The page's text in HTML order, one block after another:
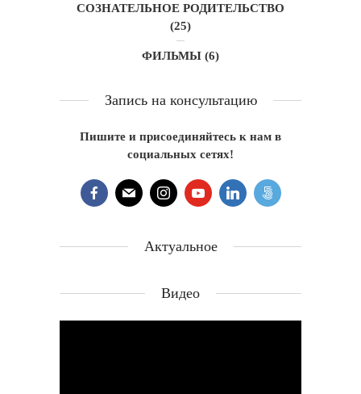
СОЗНАТЕЛЬНОЕ РОДИТЕЛЬСТВО
(25)
ФИЛЬМЫ (6)
Запись на консультацию
Пишите и присоединяйтесь к нам в
социальных сетях!
Актуальное
Видео